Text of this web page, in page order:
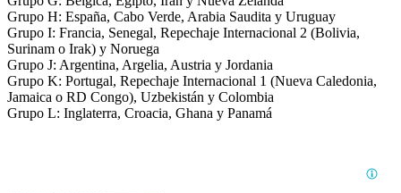
Grupo H: España, Cabo Verde, Arabia Saudita y Uruguay
Grupo I: Francia, Senegal, Repechaje Internacional 2 (Bolivia,
Surinam o Irak) y Noruega
Grupo J: Argentina, Argelia, Austria y Jordania
Grupo K: Portugal, Repechaje Internacional 1 (Nueva Caledonia,
Jamaica o RD Congo), Uzbekistán y Colombia
Grupo L: Inglaterra, Croacia, Ghana y Panamá